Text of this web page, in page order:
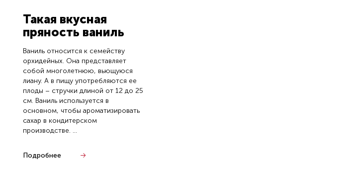
Такая вкусная
пряность ваниль
Ваниль относится к семейству
орхидейных. Она представляет
собой многолетнюю, вьющуюся
лиану. А в пищу употребляются ее
плоды – стручки длиной от 12 до 25
см. Ваниль используется в
основном, чтобы ароматизировать
сахар в кондитерском
производстве. ...
Подробнее